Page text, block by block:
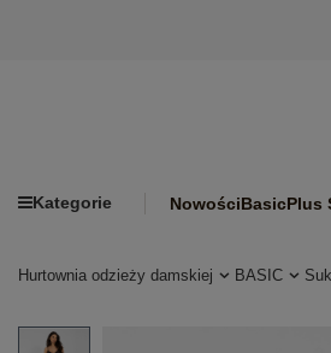
Kategorie NowościBasicPlus
Hurtownia odzieży damskiej BASIC